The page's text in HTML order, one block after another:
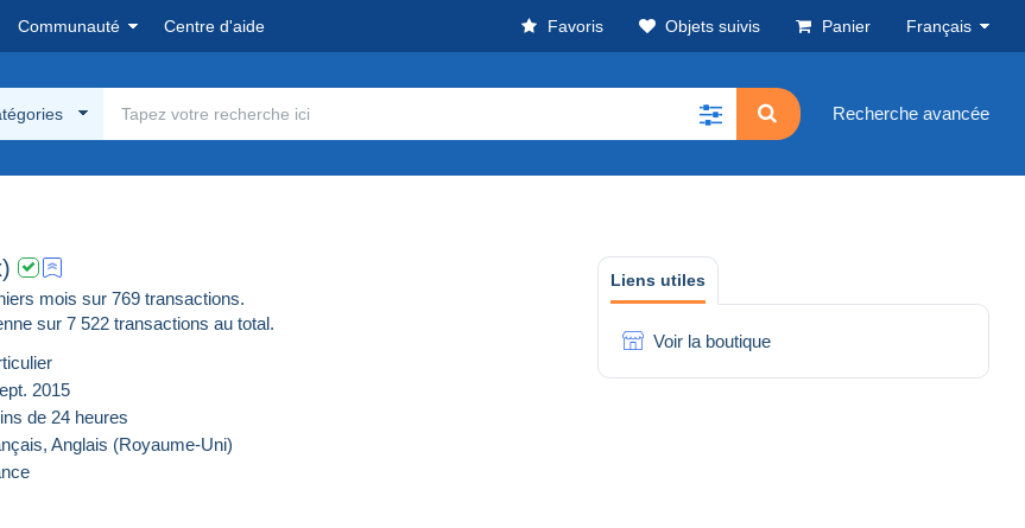
Communauté Centre d'aide Favoris Objets suivis Panier Français
Recherche avancée
mois sur 769 transactions.
sur 7 522 transactions au total.
2015
de 24 heures
Anglais (Royaume-Uni)
Liens utiles
Voir la boutique